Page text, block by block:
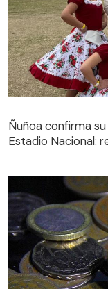
Ñuñoa confirma
Estadio Nacional: